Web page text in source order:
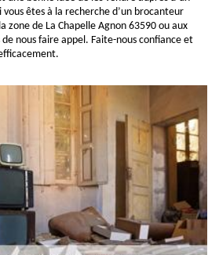
êtes à la recherche d’un brocanteur
zone de La Chapelle Agnon 63590 ou aux
nous faire appel. Faite-nous confiance et